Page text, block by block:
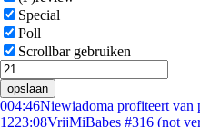
Special
Poll
Scrollbar gebruiken
opslaan
004:46Niewiadoma profiteert van
1223:08VrijMiBabes #316 (not